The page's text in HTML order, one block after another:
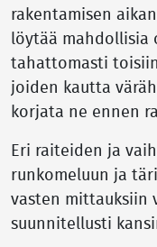
rakentamisen
löytää mahdollisia
tahattomasti
joiden kautta
korjata ne ennen
Eri raiteiden ja
runkomeluun ja
vasten mittauksiin
suunnitellusti